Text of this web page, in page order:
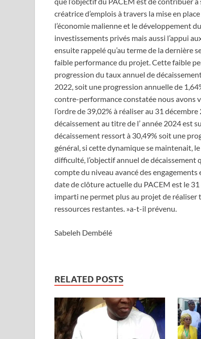
créatrice d’emplois à travers la mise en
l’économie malienne et le développement
investissements privés mais aussi l’appui
ensuite rappelé qu’au terme de la dernière
faible performance du projet. Cette faible
progression du taux annuel de
2022, soit une progression annuelle de
contre-performance constatée nous avons
l’ordre de 39,02% à réaliser au 31
décaissement au titre de l’ année 2024 est
décaissement ressort à 30,49% soit une
général, si cette dynamique se maintenait,
difficulté, l’objectif annuel de
compte du niveau avancé des
date de clôture actuelle du PACEM est le
imparti ne permet plus au projet de
ressources restantes. »a-t-il prévenu.
Sabeleh Dembélé
RELATED POSTS